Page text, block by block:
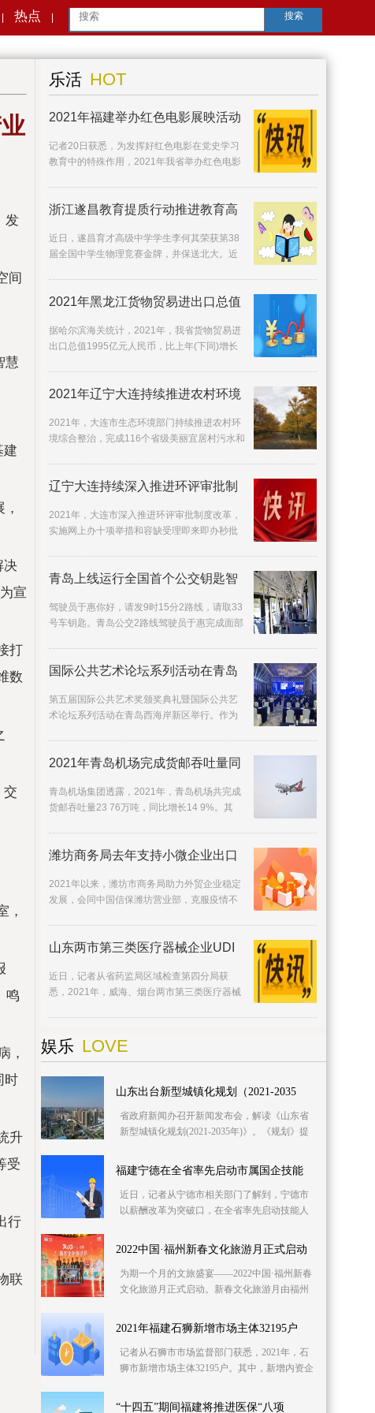
热点 搜索
发
间
慧
建
决
宣
打
数
交
，
鸣
，
时
升
受
行
联
乐活 HOT
2021年福建举办红色电影展映活动
记者20日获悉，为发挥好红色电影在党史学习
教育中的特殊作用，2021年我省举办红色电影
浙江遂昌教育提质行动推进教育高
近日，遂昌育才高级中学学生李何其荣获第38
届全国中学生物理竞赛金牌，并保送北大。近
2021年黑龙江货物贸易进出口总值
据哈尔滨海关统计，2021年，我省货物贸易进
出口总值1995亿元人民币，比上年(下同)增长
2021年辽宁大连持续推进农村环境
2021年，大连市生态环境部门持续推进农村环
境综合整治，完成116个省级美丽宜居村污水和
辽宁大连持续深入推进环评审批制
2021年，大连市深入推进环评审批制度改革，
实施网上办十项举措和容缺受理即来即办秒批
青岛上线运行全国首个公交钥匙智
驾驶员于惠你好，请发9时15分2路线，请取33
号车钥匙。青岛公交2路线驾驶员于惠完成面部
国际公共艺术论坛系列活动在青岛
第五届国际公共艺术奖颁奖典礼暨国际公共艺
术论坛系列活动在青岛西海岸新区举行。作为
2021年青岛机场完成货邮吞吐量同
青岛机场集团透露，2021年，青岛机场共完成
货邮吞吐量23 76万吨，同比增长14 9%。其
潍坊商务局去年支持小微企业出口
2021年以来，潍坊市商务局助力外贸企业稳定
发展，会同中国信保潍坊营业部，克服疫情不
山东两市第三类医疗器械企业UDI
近日，记者从省药监局区域检查第四分局获
悉，2021年，威海、烟台两市第三类医疗器械
娱乐 LOVE
山东出台新型城镇化规划（2021-2035
年）
省政府新闻办召开新闻发布会，解读《山东省
新型城镇化规划(2021-2035年)》。《规划》提
慧化、绿
福建宁德在全省率先启动市属国企技能
近日，记者从宁德市相关部门了解到，宁德市
以薪酬改革为突破口，在全省率先启动技能人
保上升有通
2022中国·福州新春文化旅游月正式启动
为期一个月的文旅盛宴——2022中国·福州新春
文化旅游月正式启动。新春文化旅游月由福州
(市、区)
2021年福建石狮新增市场主体32195户
记者从石狮市市场监督部门获悉，2021年，石
狮市新增市场主体32195户。其中，新增内资企
户、个体
“十四五”期间福建将推进医保“八项